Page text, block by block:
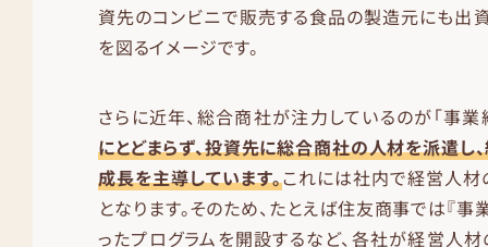
資先のコンビニで販売する食品の製造元にも出
を図るイメージです。
さらに近年、総合商社が注力しているのが「事業
にとどまらず、投資先に総合商社の人材を派遣し
成長を主導しています。これには社内で経営人
となります。そのため、たとえば住友商事では『
ったプログラムを開設するなど、各社が経営人